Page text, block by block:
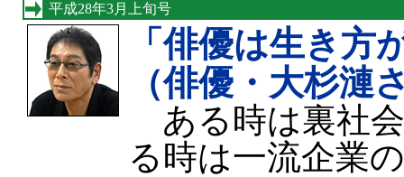
平成28年3月上旬号
「俳優は生き方
（俳優・大杉漣
ある時は裏社
る時は一流企業